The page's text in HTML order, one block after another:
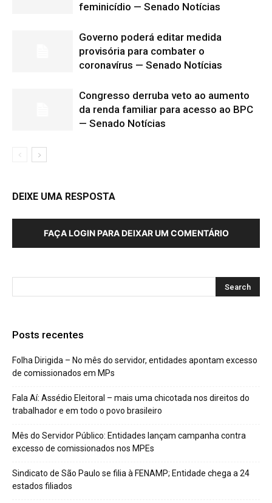
feminicídio — Senado Notícias
Governo poderá editar medida
provisória para combater o
coronavírus — Senado Notícias
Congresso derruba veto ao aumento
da renda familiar para acesso ao BPC
— Senado Notícias
DEIXE UMA RESPOSTA
FAÇA LOGIN PARA DEIXAR UM COMENTÁRIO
Posts recentes
Folha Dirigida – No mês do servidor, entidades apontam excesso
de comissionados em MPs
Fala Aí: Assédio Eleitoral – mais uma chicotada nos direitos do
trabalhador e em todo o povo brasileiro
Mês do Servidor Público: Entidades lançam campanha contra
excesso de comissionados nos MPEs
Sindicato de São Paulo se filia à FENAMP; Entidade chega a 24
estados filiados